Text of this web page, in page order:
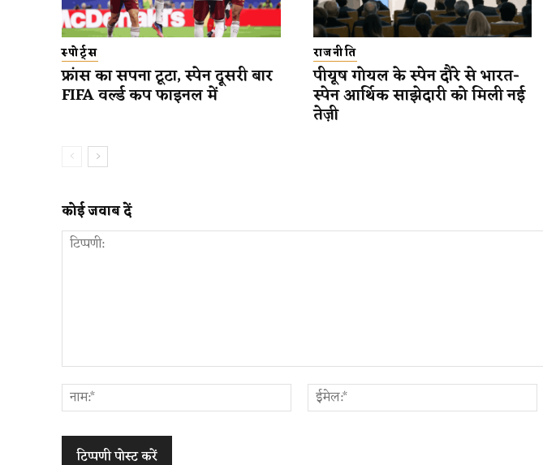
स्पोर्ट्स
फ्रांस का सपना टूटा, स्पेन दूसरी बार
FIFA वर्ल्ड कप फाइनल में
राजनीति
पीयूष गोयल के स्पेन दौरे से भारत-
स्पेन आर्थिक साझेदारी को मिली नई
तेज़ी
कोई जवाब दें
नाम:*